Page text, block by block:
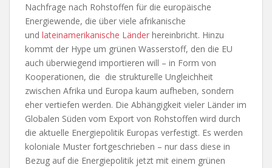
Nachfrage nach Rohstoffen für die europäische
Energiewende, die über viele afrikanische
und lateinamerikanische Länder hereinbricht. Hinzu
kommt der Hype um grünen Wasserstoff, den die EU
auch überwiegend importieren will – in Form von
Kooperationen, die die strukturelle Ungleichheit
zwischen Afrika und Europa kaum aufheben, sondern
eher vertiefen werden. Die Abhängigkeit vieler Länder im
Globalen Süden vom Export von Rohstoffen wird durch
die aktuelle Energiepolitik Europas verfestigt. Es werden
koloniale Muster fortgeschrieben – nur dass diese in
Bezug auf die Energiepolitik jetzt mit einem grünen